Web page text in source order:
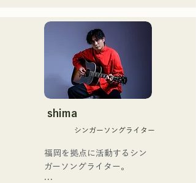
もゴールデンブザーを獲得
した、ノボせもんなべの応
援歌「ゴールデンブザー」
や、アメリカ留学時代の心
友とコライトした本格的カ
ントリーソング「Life Goes
それらの楽曲を揃えた自身
初のフルアルバム「ONE
2025.12.31にリリースし、
iTunesカントリーアルバム
ユニット
コロナ禍に入り、音楽で山
口県を盛り上げたいという
思いからユニットを始動。
当初は動画配信サイトでの
活動のみだったが、2020年
12月より、山口県の地元イ
地元音楽イベントやライブ
ハウスを中心にパフォーマ
ンスをしている。
shima
シンガーソングライター
福岡を拠点に活動するシン
ガーソングライター。